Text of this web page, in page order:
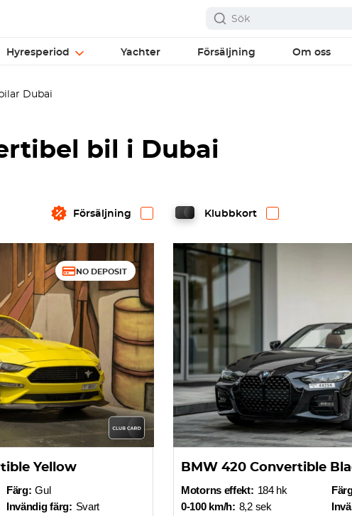
Hyresperiod Yachter Försäljning Om oss
Dubai
bil i Dubai
Försäljning Klubbkort
NO DEPOSIT
Yellow
Färg: Gul
Invändig färg: Svart
BMW 420 Convertible
Motorns effekt: 184 hk
0-100 km/h: 8,2 sek